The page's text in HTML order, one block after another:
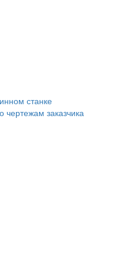
станке
заказчика